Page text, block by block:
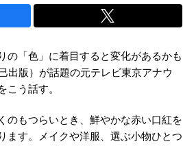
「色」に着目すると変化があるかも
出版）が話題の元テレビ東京アナウ
う話す。
のもつらいとき、鮮やかな赤い口紅を
ます。メイクや洋服、選ぶ小物ひとつ